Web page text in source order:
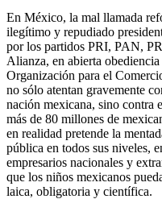
En México, la mal llamada
ilegítimo y repudiado
por los partidos PRI, PAN,
Alianza, en abierta
Organización para el
no sólo atentan gravemente
nación mexicana, sino contra
más de 80 millones de
en realidad pretende la
pública en todos sus niveles,
empresarios nacionales y
que los niños mexicanos
laica, obligatoria y científica.